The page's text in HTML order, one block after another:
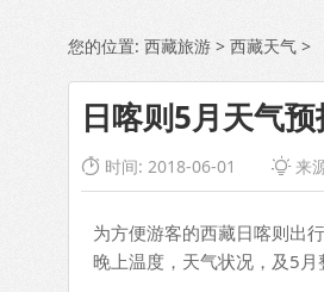
您的位置: 西藏旅游 > 西藏天气 >
日喀则5月天气预
 时间: 2018-06-01 来
为方便游客的西藏日喀则出
晚上温度，天气状况，及5月